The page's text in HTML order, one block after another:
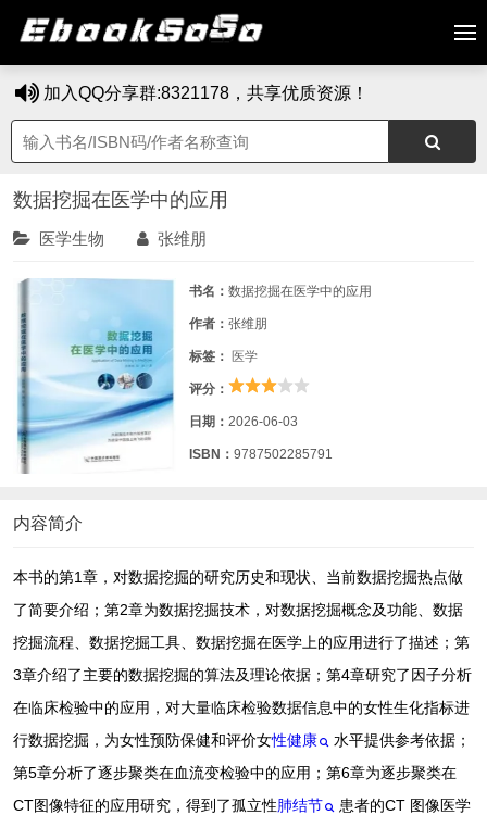
加入QQ分享群:8321178，共享优质资源！
数据挖掘在医学中的应用
医学生物 张维朋
书名： 数据挖掘在医学中的应用
作者： 张维朋
标签： 医学
评分：
日期： 2026-06-03
ISBN： 9787502285791
内容简介
本书的第1章，对数据挖掘的研究历史和现状、当前数据挖掘热点做
了简要介绍；第2章为数据挖掘技术，对数据挖掘概念及功能、数据
挖掘流程、数据挖掘工具、数据挖掘在医学上的应用进行了描述；第
3章介绍了主要的数据挖掘的算法及理论依据；第4章研究了因子分析
在临床检验中的应用，对大量临床检验数据信息中的女性生化指标进
行数据挖掘，为女性预防保健和评价女性健康
水平提供参考依据；
第5章分析了逐步聚类在血流变检验中的应用；第6章为逐步聚类在
CT图像特征的应用研究，得到了孤立性肺结节
患者的CT 图像医学